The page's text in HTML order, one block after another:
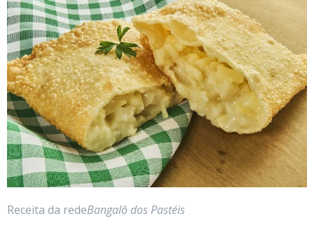
Receita da redeBangalô dos Pastéis